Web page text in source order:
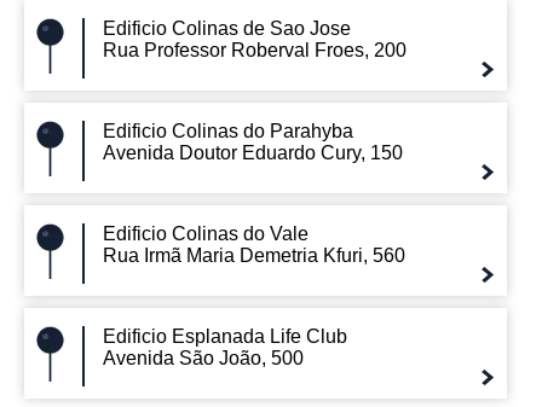
Edificio Colinas de Sao Jose
Rua Professor Roberval Froes, 200
Edificio Colinas do Parahyba
Avenida Doutor Eduardo Cury, 150
Edificio Colinas do Vale
Rua Irmã Maria Demetria Kfuri, 560
Edificio Esplanada Life Club
Avenida São João, 500